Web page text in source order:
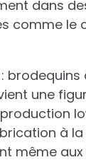
dans
comme le
:
une
à la
même